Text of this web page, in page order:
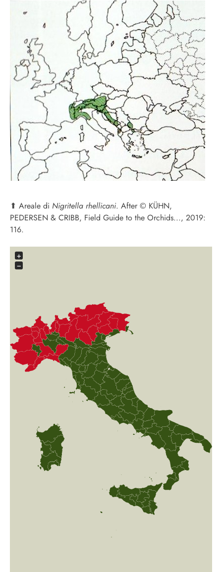
⬆︎ Areale di Nigritella rhellicani. After © KÜHN,
PEDERSEN & CRIBB, Field Guide to the Orchids..., 2019:
116.
+
−